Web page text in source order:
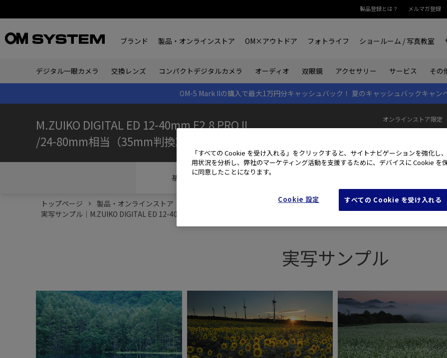
製品登録とは？ メルマガ登録
ブランド 製品・オンラインストア OM×アウトドア フォトライフ ショールーム / 写真教室
デジタル一眼カメラ 交換レンズ コンパクトデジタルカメラ オーディオ 双眼鏡 アクセサリー サービス その
OM-5 Mark IIの購入で最大1万円分キャッシュバック！ 夏のキャッシュバックキャン
M.ZUIKO DIGITAL ED 12-40mm F2.8 PRO II
/24-80mm相当（35mm判換算）
オンラインストア限定
基本情報
トップページ 製品・オンラインストア M.ZUIKO PRO
M.ZUIKO DIGITAL ED 12-40mm F2.8 PRO II
実写サンプル｜M.ZUIKO DIGITAL ED 12-40mm F2.8 PRO II｜M.ZUIKO PRO｜ズームレンズ｜交換レンズ｜製品・オンラインスト
実写サンプル
「すべての Cookie を受け入れる」をクリックすると、サイトナビゲーションを強化し
用状況を分析し、弊社のマーケティング活動を支援するために、デバイスに Cookie を
に同意したことになります。
Cookie 設定 すべての Cookie を受け入れる